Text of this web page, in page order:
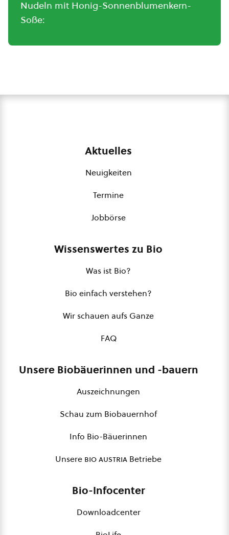
Nudeln mit Honig-Sonnenblumenkern-
Soße:
Aktuelles
Neuigkeiten
Termine
Jobbörse
Wissenswertes zu Bio
Was ist Bio?
Bio einfach verstehen?
Wir schauen aufs Ganze
FAQ
Unsere Biobäuerinnen und -bauern
Auszeichnungen
Schau zum Biobauernhof
Info Bio-Bäuerinnen
Unsere bio austria Betriebe
Bio-Infocenter
Downloadcenter